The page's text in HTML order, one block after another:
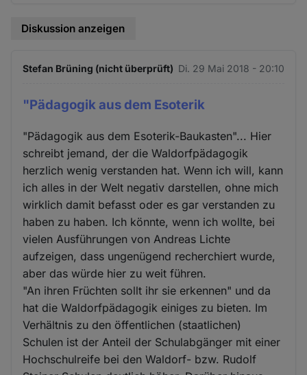
Diskussion anzeigen
Stefan Brüning (nicht überprüft) Di. 29 Mai 2018 - 20:10
"Pädagogik aus dem Esoterik
"Pädagogik aus dem Esoterik-Baukasten"... Hier
schreibt jemand, der die Waldorfpädagogik
herzlich wenig verstanden hat. Wenn ich will, kann
ich alles in der Welt negativ darstellen, ohne mich
wirklich damit befasst oder es gar verstanden zu
haben zu haben. Ich könnte, wenn ich wollte, bei
vielen Ausführungen von Andreas Lichte
aufzeigen, dass ungenügend recherchiert wurde,
aber das würde hier zu weit führen.
"An ihren Früchten sollt ihr sie erkennen" und da
hat die Waldorfpädagogik einiges zu bieten. Im
Verhältnis zu den öffentlichen (staatlichen)
Schulen ist der Anteil der Schulabgänger mit einer
Hochschulreife bei den Waldorf- bzw. Rudolf